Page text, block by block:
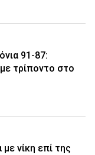
91-87:
τρίποντο στο
νίκη επί της